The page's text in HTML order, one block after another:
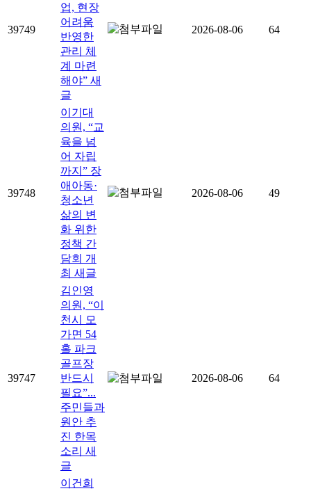
39749
업, 현장
어려움
반영한
관리 체
계 마련
해야” 새
글
2026-08-06 64
39748
이기대
의원, “교
육을 넘
어 자립
까지” 장
애아동·
청소년
삶의 변
화 위한
정책 간
담회 개
최 새글
2026-08-06 49
39747
김인영
의원, “이
천시 모
가면 54
홀 파크
골프장
반드시
필요”...
주민들과
원안 추
진 한목
소리 새
글
2026-08-06 64
이건희